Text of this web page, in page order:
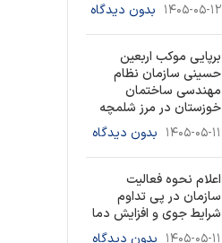
۱۴۰۵-۰۵-۱۲ بدون دیدگاه
برپایی موکب اربعین
حسینی سازمان نظام
مهندسی ساختمان
خوزستان در مرز شلمچه
۱۴۰۵-۰۵-۱۱ بدون دیدگاه
اعلام نحوه فعالیت
سازمان در پی تداوم
شرایط جوی و افزایش دما
۱۴۰۵-۰۵-۱۱ بدون دیدگاه